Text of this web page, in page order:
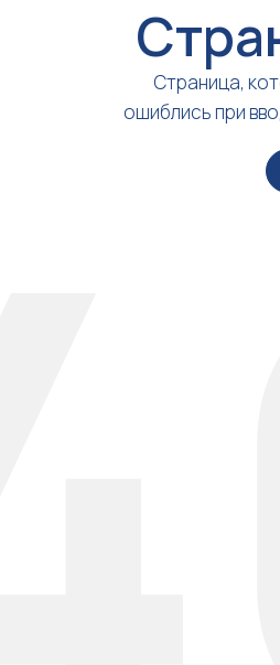
Страница,
ошиблись при